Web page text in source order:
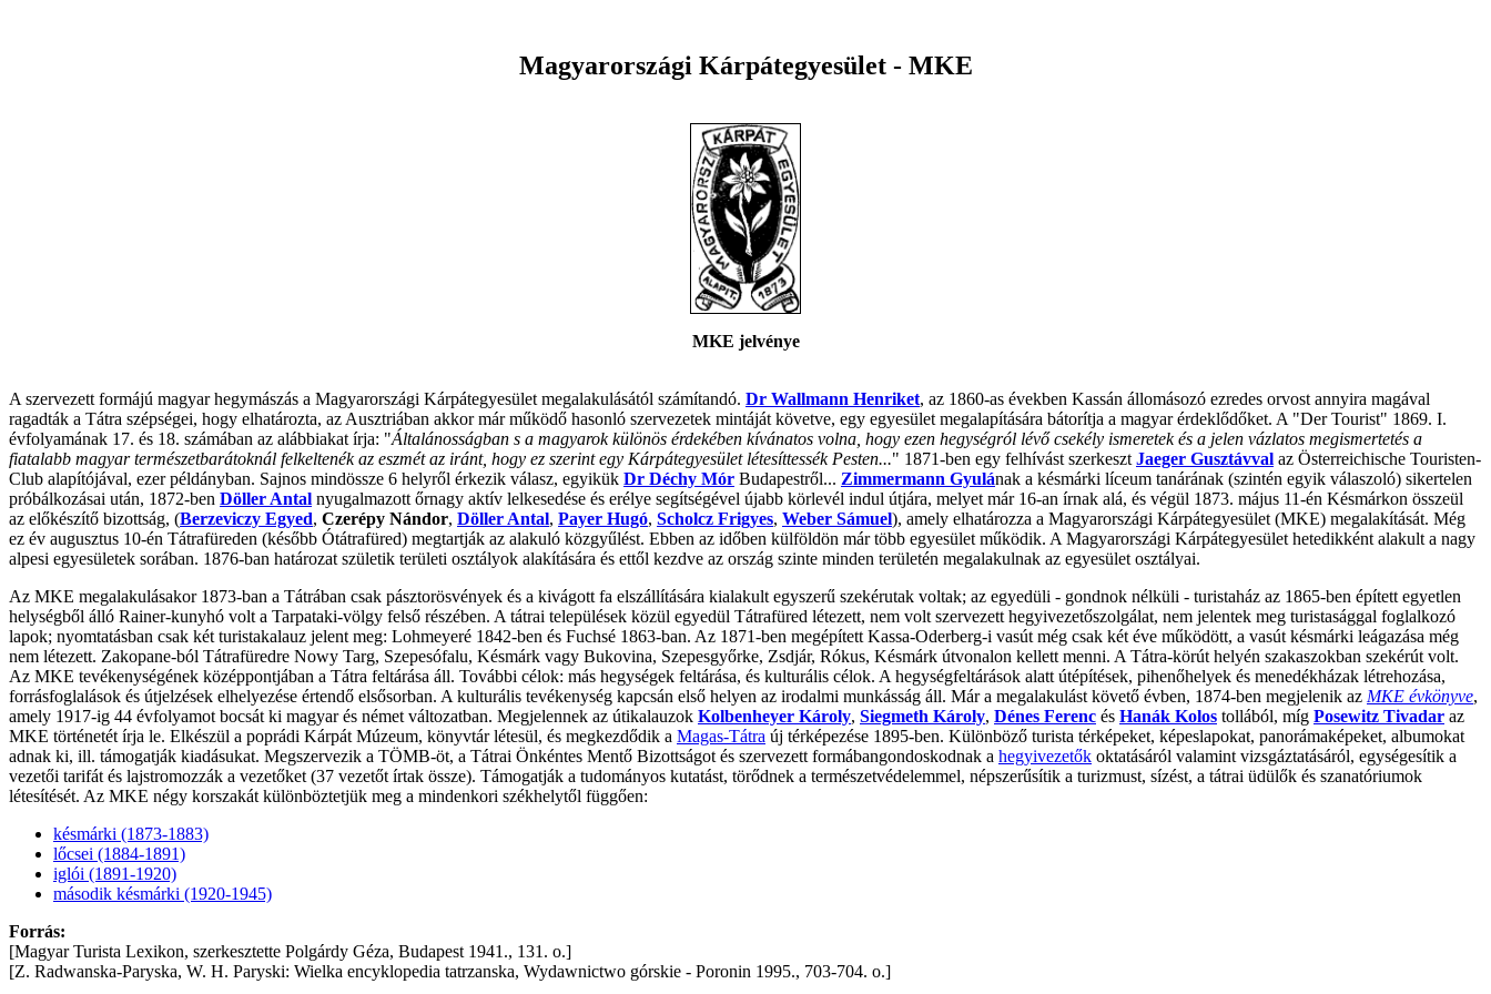
Magyarországi Kárpátegyesület - MKE
MKE jelvénye
A szervezett formájú magyar hegymászás a Magyarországi Kárpátegyesület megalakulásától számítandó. Dr Wallmann Henriket, az 1860-as években Kassán állomásozó ezredes orvost annyira magával
ragadták a Tátra szépségei, hogy elhatározta, az Ausztriában akkor már működő hasonló szervezetek mintáját követve, egy egyesület megalapítására bátorítja a magyar érdeklődőket. A "Der Tourist" 1869. I.
évfolyamának 17. és 18. számában az alábbiakat írja: "Általánosságban s a magyarok különös érdekében kívánatos volna, hogy ezen hegységról lévő csekély ismeretek és a jelen vázlatos megismertetés a
fiatalabb magyar természetbarátoknál felkeltenék az eszmét az iránt, hogy ez szerint egy Kárpátegyesület létesíttessék Pesten..." 1871-ben egy felhívást szerkeszt Jaeger Gusztávval az Österreichische Touristen-
Club alapítójával, ezer példányban. Sajnos mindössze 6 helyről érkezik válasz, egyikük Dr Déchy Mór Budapestről... Zimmermann Gyulának a késmárki líceum tanárának (szintén egyik válaszoló) sikertelen
próbálkozásai után, 1872-ben Döller Antal nyugalmazott őrnagy aktív lelkesedése és erélye segítségével újabb körlevél indul útjára, melyet már 16-an írnak alá, és végül 1873. május 11-én Késmárkon összeül
az előkészítő bizottság, (Berzeviczy Egyed, Czerépy Nándor, Döller Antal, Payer Hugó, Scholcz Frigyes, Weber Sámuel), amely elhatározza a Magyarországi Kárpátegyesület (MKE) megalakítását. Még
ez év augusztus 10-én Tátrafüreden (később Ótátrafüred) megtartják az alakuló közgyűlést. Ebben az időben külföldön már több egyesület működik. A Magyarországi Kárpátegyesület hetedikként alakult a nagy
alpesi egyesületek sorában. 1876-ban határozat születik területi osztályok alakítására és ettől kezdve az ország szinte minden területén megalakulnak az egyesület osztályai.
Az MKE megalakulásakor 1873-ban a Tátrában csak pásztorösvények és a kivágott fa elszállítására kialakult egyszerű szekérutak voltak; az egyedüli - gondnok nélküli - turistaház az 1865-ben épített egyetlen
helységből álló Rainer-kunyhó volt a Tarpataki-völgy felső részében. A tátrai települések közül egyedül Tátrafüred létezett, nem volt szervezett hegyivezetőszolgálat, nem jelentek meg turistasággal foglalkozó
lapok; nyomtatásban csak két turistakalauz jelent meg: Lohmeyeré 1842-ben és Fuchsé 1863-ban. Az 1871-ben megépített Kassa-Oderberg-i vasút még csak két éve működött, a vasút késmárki leágazása még
nem létezett. Zakopane-ból Tátrafüredre Nowy Targ, Szepesófalu, Késmárk vagy Bukovina, Szepesgyőrke, Zsdjár, Rókus, Késmárk útvonalon kellett menni. A Tátra-körút helyén szakaszokban szekérút volt.
Az MKE tevékenységének középpontjában a Tátra feltárása áll. További célok: más hegységek feltárása, és kulturális célok. A hegységfeltárások alatt útépítések, pihenőhelyek és menedékházak létrehozása,
forrásfoglalások és útjelzések elhelyezése értendő elsősorban. A kulturális tevékenység kapcsán első helyen az irodalmi munkásság áll. Már a megalakulást követő évben, 1874-ben megjelenik az MKE évkönyve,
amely 1917-ig 44 évfolyamot bocsát ki magyar és német változatban. Megjelennek az útikalauzok Kolbenheyer Károly, Siegmeth Károly, Dénes Ferenc és Hanák Kolos tollából, míg Posewitz Tivadar az
MKE történetét írja le. Elkészül a poprádi Kárpát Múzeum, könyvtár létesül, és megkezdődik a Magas-Tátra új térképezése 1895-ben. Különböző turista térképeket, képeslapokat, panorámaképeket, albumokat
adnak ki, ill. támogatják kiadásukat. Megszervezik a TÖMB-öt, a Tátrai Önkéntes Mentő Bizottságot és szervezett formábangondoskodnak a hegyivezetők oktatásáról valamint vizsgáztatásáról, egységesítik a
vezetői tarifát és lajstromozzák a vezetőket (37 vezetőt írtak össze). Támogatják a tudományos kutatást, törődnek a természetvédelemmel, népszerűsítik a turizmust, sízést, a tátrai üdülők és szanatóriumok
létesítését. Az MKE négy korszakát különböztetjük meg a mindenkori székhelytől függően:
késmárki (1873-1883)
lőcsei (1884-1891)
iglói (1891-1920)
második késmárki (1920-1945)
Forrás:
[Magyar Turista Lexikon, szerkesztette Polgárdy Géza, Budapest 1941., 131. o.]
[Z. Radwanska-Paryska, W. H. Paryski: Wielka encyklopedia tatrzanska, Wydawnictwo górskie - Poronin 1995., 703-704. o.]